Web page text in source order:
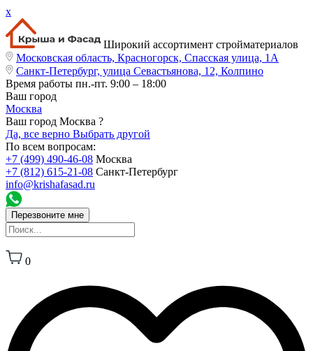
x
Широкий ассортимент стройматериалов
Московская область, Красногорск, Спасская улица, 1А
Санкт-Петербург, улица Севастьянова, 12, Колпино
Время работы пн.-пт. 9:00 – 18:00
Ваш город
Москва
Ваш город Москва ?
Да, все верно Выбрать другой
По всем вопросам:
+7 (499) 490-46-08 Москва
+7 (812) 615-21-08 Санкт-Петербург
info@krishafasad.ru
Перезвоните мне
0